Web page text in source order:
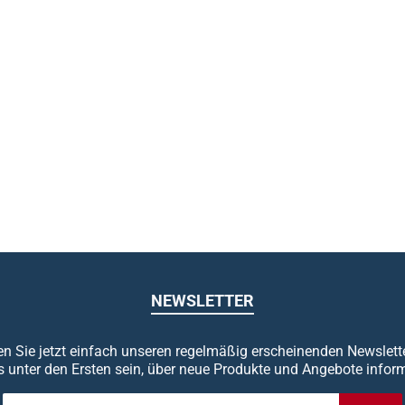
NEWSLETTER
Sie jetzt einfach unseren regelmäßig erscheinenden
unter den Ersten sein, über neue Produkte und Angebote